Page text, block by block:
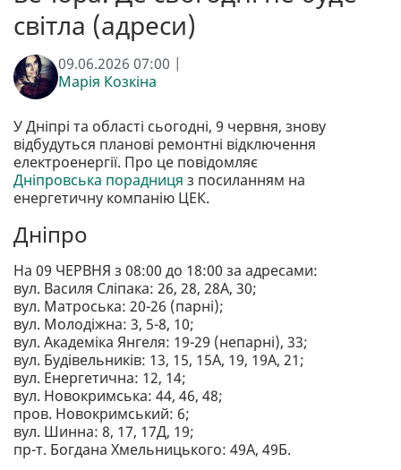
світла (адреси)
09.06.2026 07:00 |
Марія Козкіна
У Дніпрі та області сьогодні, 9 червня, знову
відбудуться планові ремонтні відключення
електроенергії. Про це повідомляє
Дніпровська порадниця з посиланням на
енергетичну компанію ЦЕК.
Дніпро
На 09 ЧЕРВНЯ з 08:00 до 18:00 за адресами:
вул. Василя Сліпака: 26, 28, 28А, 30;
вул. Матроська: 20-26 (парні);
вул. Молодіжна: 3, 5-8, 10;
вул. Академіка Янгеля: 19-29 (непарні), 33;
вул. Будівельників: 13, 15, 15А, 19, 19А, 21;
вул. Енергетична: 12, 14;
вул. Новокримська: 44, 46, 48;
пров. Новокримський: 6;
вул. Шинна: 8, 17, 17Д, 19;
пр-т. Богдана Хмельницького: 49А, 49Б.